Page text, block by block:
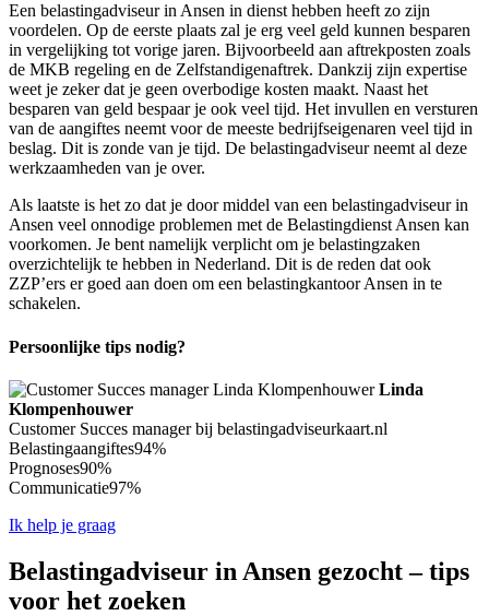
Een belastingadviseur in Ansen in dienst hebben heeft zo zijn
voordelen. Op de eerste plaats zal je erg veel geld kunnen besparen
in vergelijking tot vorige jaren. Bijvoorbeeld aan aftrekposten zoals
de MKB regeling en de Zelfstandigenaftrek. Dankzij zijn expertise
weet je zeker dat je geen overbodige kosten maakt. Naast het
besparen van geld bespaar je ook veel tijd. Het invullen en versturen
van de aangiftes neemt voor de meeste bedrijfseigenaren veel tijd in
beslag. Dit is zonde van je tijd. De belastingadviseur neemt al deze
werkzaamheden van je over.
Als laatste is het zo dat je door middel van een belastingadviseur in
Ansen veel onnodige problemen met de Belastingdienst Ansen kan
voorkomen. Je bent namelijk verplicht om je belastingzaken
overzichtelijk te hebben in Nederland. Dit is de reden dat ook
ZZP’ers er goed aan doen om een belastingkantoor Ansen in te
schakelen.
Persoonlijke tips nodig?
Linda
Klompenhouwer
Customer Succes manager bij belastingadviseurkaart.nl
Belastingaangiftes94%
Prognoses90%
Communicatie97%
Ik help je graag
Belastingadviseur in Ansen gezocht – tips
voor het zoeken